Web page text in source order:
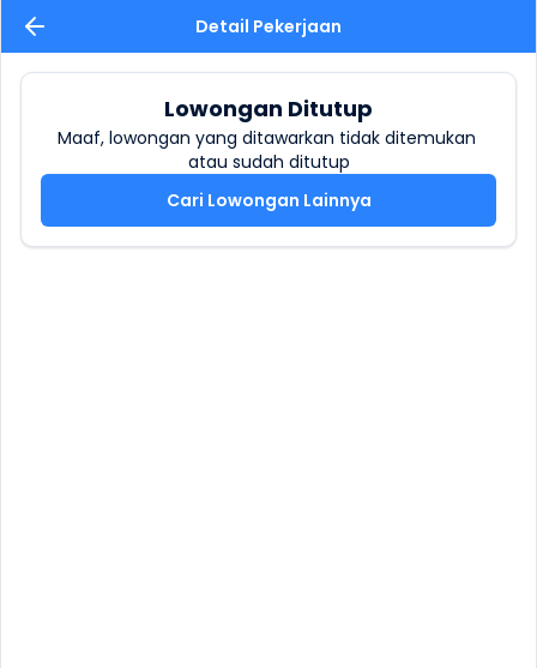
Detail Pekerjaan
Lowongan Ditutup
Maaf, lowongan yang ditawarkan tidak ditemukan
atau sudah ditutup
Cari Lowongan Lainnya